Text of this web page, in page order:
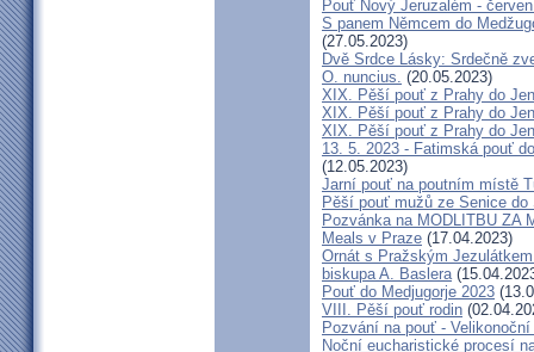
Pouť Nový Jeruzalém -
S panem Němcem do
(27.05.2023)
Dvě Srdce Lásky: Srdečně
O. nuncius. (20.05.2023)
XIX. Pěší pouť z Prahy do
XIX. Pěší pouť z Prahy do
XIX. Pěší pouť z Prahy do
13. 5. 2023 - Fatimská pouť
(12.05.2023)
Jarní pouť na poutním místě
Pěší pouť mužů ze Senice do
Pozvánka na MODLITBU ZA
Meals v Praze (17.04.2023)
Ornát s Pražským
biskupa A. Baslera
Pouť do Medjugorje 2023
VIII. Pěší pouť rodin
Pozvání na pouť -
Noční eucharistické procesí